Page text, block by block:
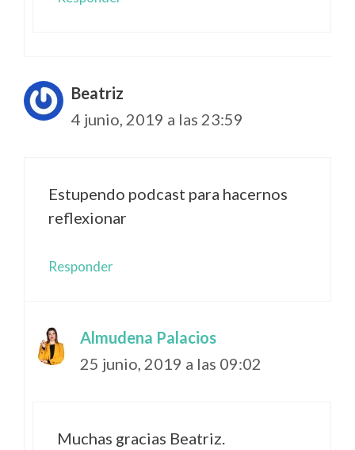
Beatriz
4 junio, 2019 a las 23:59
Estupendo podcast para hacernos
reflexionar
Responder
Almudena Palacios
25 junio, 2019 a las 09:02
Muchas gracias Beatriz.